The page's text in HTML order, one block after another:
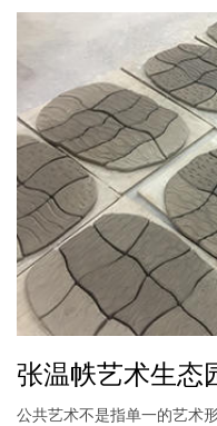
张温帙艺术生态
公共艺术不是指单一的艺术